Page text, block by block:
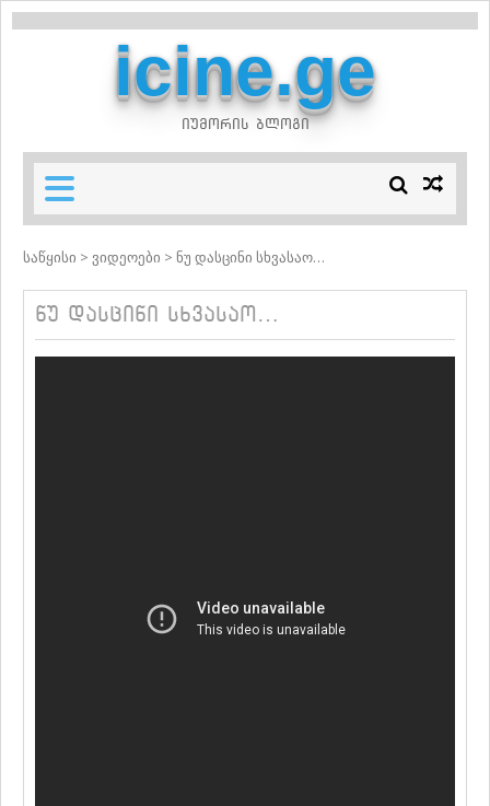
icine.ge
იუმორის ბლოგი
საწყისი > ვიდეოები > ნუ დასცინი სხვასაო…
Ნუ Დასცინი Სხვასაო…